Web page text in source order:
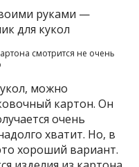
смотрится не очень
можно
картон. Он
очень
хватит. Но, в
хороший вариант.